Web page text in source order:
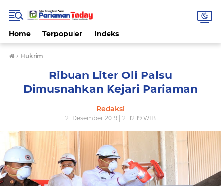
Home Terpopuler Indeks
› Hukrim
Ribuan Liter Oli Palsu
Dimusnahkan Kejari Pariaman
Redaksi
21 Desember 2019 | 21.12.19 WIB